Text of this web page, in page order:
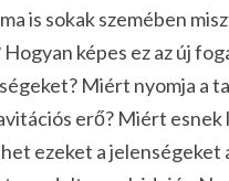
is sokak szemében
képes ez az új
Miért nyomja a
erő? Miért
ezeket a